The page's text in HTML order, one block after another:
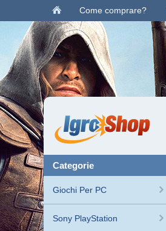
Come comprare?
categorie
Giochi Per PC
Sony PlayStation